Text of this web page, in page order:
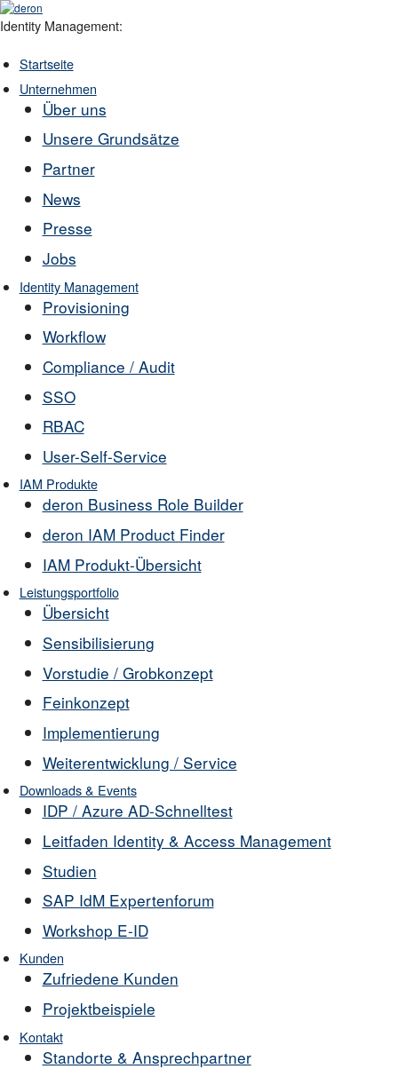
Identity Management:
Startseite
Unternehmen
Über uns
Unsere Grundsätze
Partner
News
Presse
Jobs
Identity Management
Provisioning
Workflow
Compliance / Audit
SSO
RBAC
User-Self-Service
IAM Produkte
deron Business Role Builder
deron IAM Product Finder
IAM Produkt-Übersicht
Leistungsportfolio
Übersicht
Sensibilisierung
Vorstudie / Grobkonzept
Feinkonzept
Implementierung
Weiterentwicklung / Service
Downloads & Events
IDP / Azure AD-Schnelltest
Leitfaden Identity & Access Management
Studien
SAP IdM Expertenforum
Workshop E-ID
Kunden
Zufriedene Kunden
Projektbeispiele
Kontakt
Standorte & Ansprechpartner